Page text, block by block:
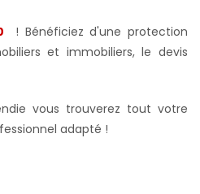
! Bénéficiez d'une protection
et immobiliers, le devis
vous trouverez tout votre
adapté !